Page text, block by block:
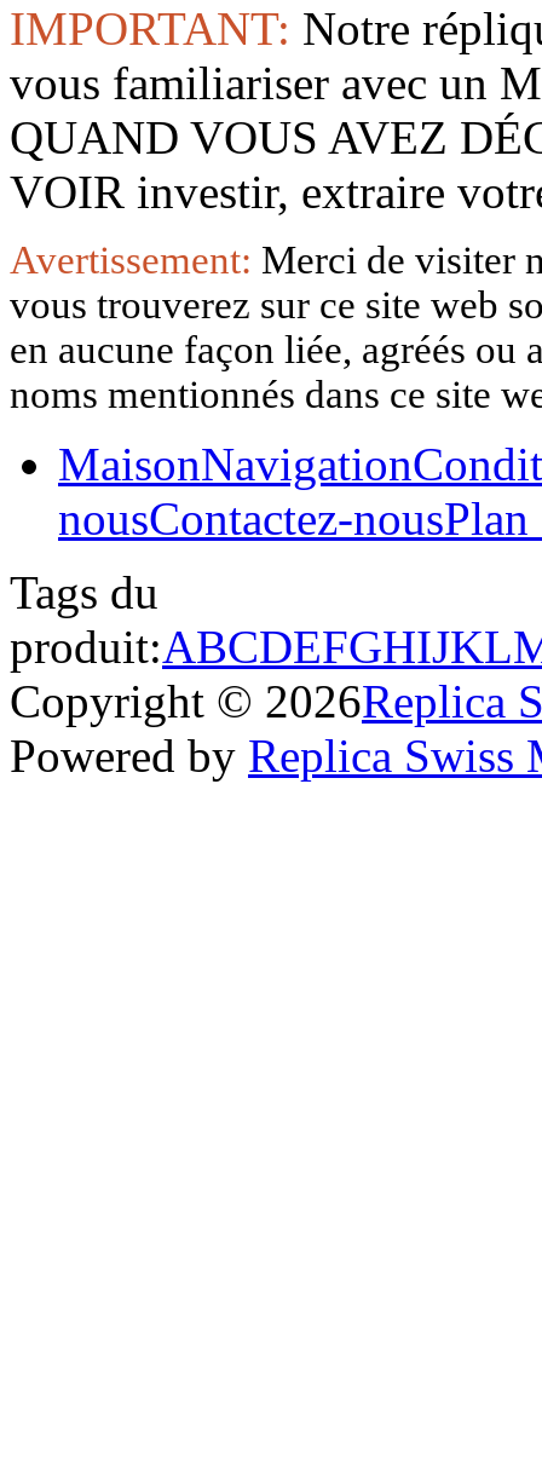
IMPORTANT: Notre
vous familiariser avec un
QUAND VOUS AVEZ
VOIR investir, extraire
Avertissement: Merci de visiter
vous trouverez sur ce site web
en aucune façon liée, agréés
noms mentionnés dans ce site
MaisonNavigation
nousContactez-nousPlan
Tags du
produit:ABCDEFGHIJKL
Copyright © 2026Replica
Powered by Replica Swiss